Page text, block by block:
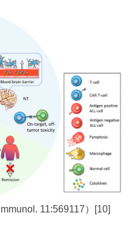
11:569117）[10]